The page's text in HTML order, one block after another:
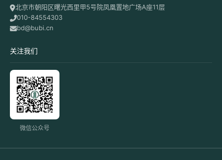
北京市朝阳区曙光西里甲5号院凤凰置地广场A座11层
010-84554303
bd@bubi.cn
关注我们
微信公众号